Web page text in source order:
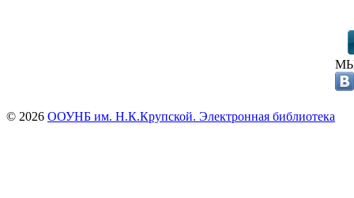
© 2026 ООУНБ им. Н.К.Крупской. Электронная библиотека